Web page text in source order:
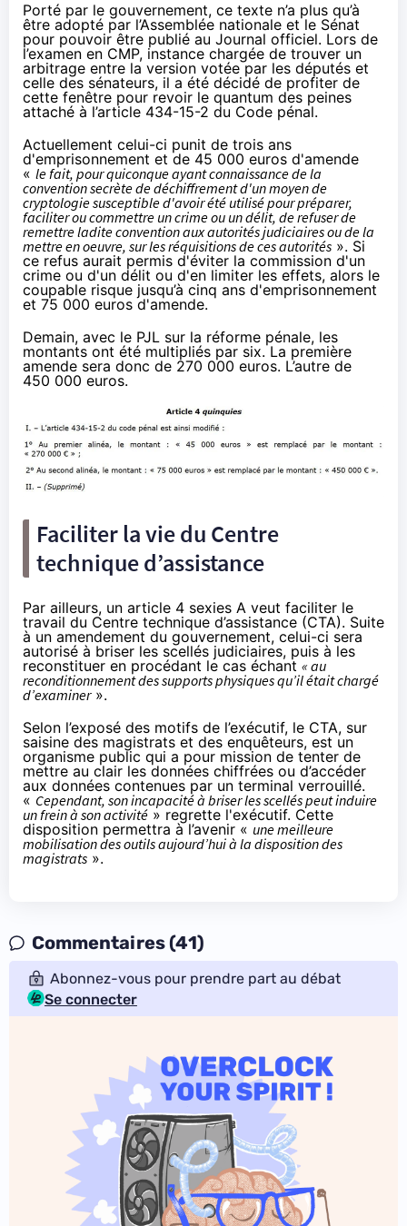
Porté par le gouvernement, ce texte n’a plus qu’à
être adopté par l’Assemblée nationale et le Sénat
pour pouvoir être publié au Journal officiel. Lors de
l’examen en CMP, instance chargée de trouver un
arbitrage entre la version votée par les députés et
celle des sénateurs, il a été décidé de profiter de
cette fenêtre pour revoir le quantum des peines
attaché à l’article 434-15-2 du Code pénal.
Actuellement celui-ci punit de trois ans
d'emprisonnement et de 45 000 euros d'amende
« le fait, pour quiconque ayant connaissance de la
convention secrète de déchiffrement d'un moyen de
cryptologie susceptible d'avoir été utilisé pour préparer,
faciliter ou commettre un crime ou un délit, de refuser de
remettre ladite convention aux autorités judiciaires ou de la
mettre en oeuvre, sur les réquisitions de ces autorités ». Si
ce refus aurait permis d'éviter la commission d'un
crime ou d'un délit ou d'en limiter les effets, alors le
coupable risque jusqu’à cinq ans d'emprisonnement
et 75 000 euros d'amende.
Demain, avec le PJL sur la réforme pénale, les
montants ont été multipliés par six. La première
amende sera donc de 270 000 euros. L’autre de
450 000 euros.
Faciliter la vie du Centre
technique d’assistance
Par ailleurs, un article 4 sexies A veut faciliter le
travail du Centre technique d’assistance (CTA). Suite
à un amendement du gouvernement, celui-ci sera
autorisé à briser les scellés judiciaires, puis à les
reconstituer en procédant le cas échant « au
reconditionnement des supports physiques qu’il était chargé
d’examiner».
Selon l’exposé des motifs de l’exécutif, le CTA, sur
saisine des magistrats et des enquêteurs, est un
organisme public qui a pour mission de tenter de
mettre au clair les données chiffrées ou d’accéder
aux données contenues par un terminal verrouillé.
« Cependant, son incapacité à briser les scellés peut induire
un frein à son activité » regrette l'exécutif. Cette
disposition permettra à l’avenir « une meilleure
mobilisation des outils aujourd’hui à la disposition des
magistrats ».
Commentaires (41)
Abonnez-vous pour prendre part au débat
Se connecter